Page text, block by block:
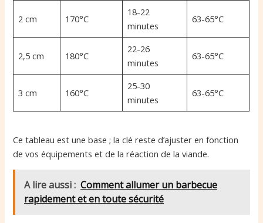
2 cm 170°C
18-22
minutes
63-65°C
2,5 cm 180°C
22-26
minutes
63-65°C
3 cm 160°C
25-30
minutes
63-65°C
Ce tableau est une base ; la clé reste d’ajuster en fonction
de vos équipements et de la réaction de la viande.
A lire aussi : Comment allumer un barbecue
rapidement et en toute sécurité